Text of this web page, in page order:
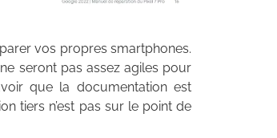
vos propres smartphones.
seront pas assez agiles pour
que la documentation est
tiers n’est pas sur le point de